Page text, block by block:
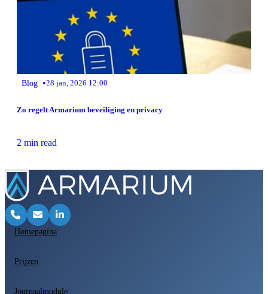
Blog •28 jan, 2026 12:00
Zo regelt Armarium beveiliging en privacy
2 min read
Homepagina
Prijzen
Journaalmodule